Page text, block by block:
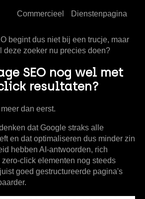
Commercieel Dienstenpagina
begint dus niet bij een trucje, maar
deze zoeker nu precies doen?
SEO nog wel met
resultaten?
dan eerst.
dat Google straks alle
en dat optimaliseren dus minder zin
hebben AI-antwoorden, rich
click elementen nog steeds
goed gestructureerde pagina's